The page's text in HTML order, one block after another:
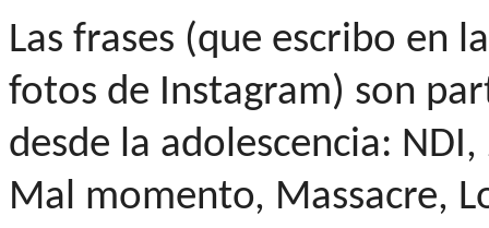
Las frases (que escribo en
fotos de Instagram) son
desde la adolescencia:
Mal momento, Massacre,